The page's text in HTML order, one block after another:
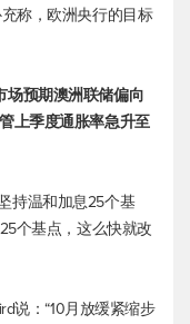
称，欧洲央行的目标
场预期澳洲联储偏向
上季度通胀率急升至
持温和加息25个基
个基点，这么快就改
说：“10月放缓紧缩步